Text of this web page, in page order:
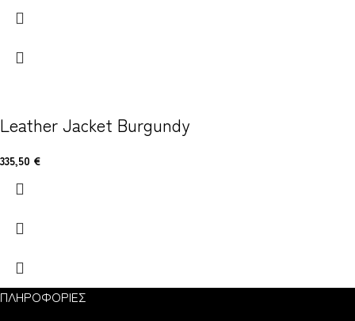
Leather Jacket Burgundy
335,50 €
ΠΛΗΡΟΦΟΡΙΕΣ